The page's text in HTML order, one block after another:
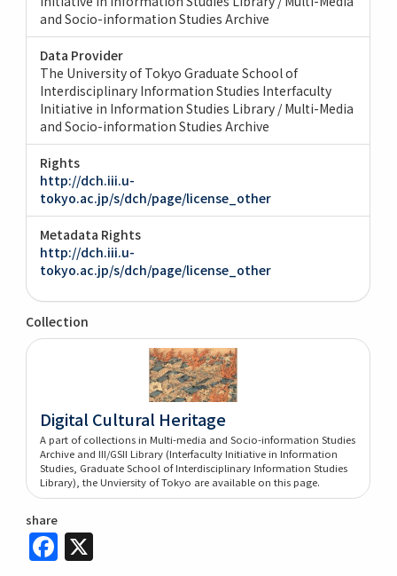
and Socio-information Studies Archive
Data Provider
The University of Tokyo Graduate School of
Interdisciplinary Information Studies Interfaculty
Initiative in Information Studies Library / Multi-Media
and Socio-information Studies Archive
Rights
http://dch.iii.u-
tokyo.ac.jp/s/dch/page/license_other
Metadata Rights
http://dch.iii.u-
tokyo.ac.jp/s/dch/page/license_other
Collection
Digital Cultural Heritage
A part of collections in Multi-media and Socio-information Studies
Archive and III/GSII Library (Interfaculty Initiative in Information
Studies, Graduate School of Interdisciplinary Information Studies
Library), the Unviersity of Tokyo are available on this page.
share
Facebook